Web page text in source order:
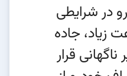
در شرایطی
زیاد، جاده
قرار